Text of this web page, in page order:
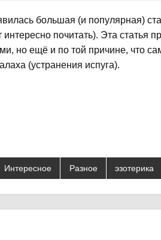
большая (и популярная)
интересно почитать). Эта статья
но ещё и по той причине, что
(устранения испуга).
Интересное Разное эзотерика